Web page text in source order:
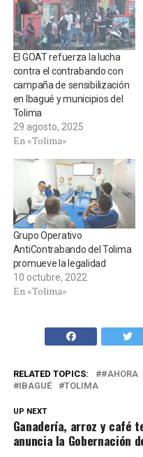
El GOAT refuerza la lucha
contra el contrabando con
campaña de sensibilización
en Ibagué y municipios del
Tolima
29 agosto, 2025
En «Tolima»
Grupo Operativo
AntiContrabando del Tolima
promueve la legalidad
10 octubre, 2022
En «Tolima»
RELATED TOPICS: #AHORA
IBAGUÉ
TOLIMA
UP NEXT
Ganadería, arroz y café
anuncia la Gobernación